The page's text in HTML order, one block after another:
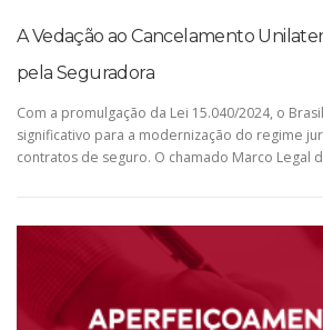
A Vedação ao Cancelamento
pela Seguradora
Com a promulgação da Lei 15.040/2024, o
significativo para a modernização do regime
contratos de seguro. O chamado Marco Legal